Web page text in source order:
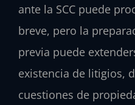
ante la SCC puede
breve, pero la
previa puede
existencia de litigios,
cuestiones de